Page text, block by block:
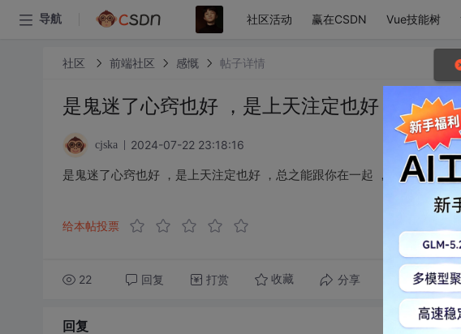
导航 社区活动 赢在CSDN Vue技能树
社区 前端社区 感慨 帖子详情
是鬼迷了心窍也好 ，是上天注定也好 ，总之
cjska 2024-07-22 23:18:16
是鬼迷了心窍也好 ，是上天注定也好 ，总之能跟你在一起 ，真好
给本帖投票
22 回复 打赏 收藏 分享 转发到动态
回复